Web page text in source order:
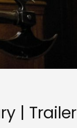
| Trailer